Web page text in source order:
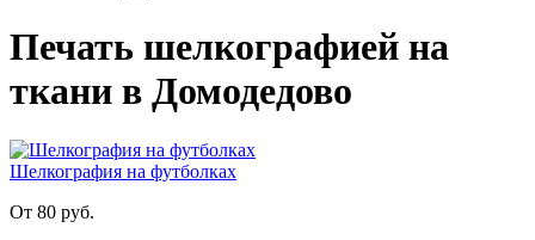
Печать шелкографией на
ткани в Домодедово
Шелкография на футболках
От 80 руб.